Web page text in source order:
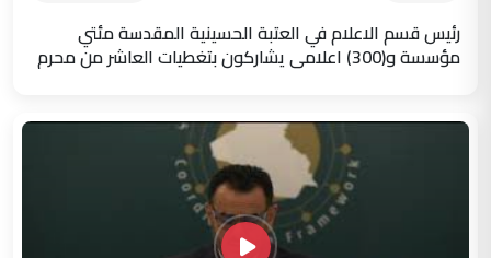
رئيس قسم الاعلام في العتبة الحسينية المقدسة مئتي
مؤسسة و(300) اعلامي يشاركون بتغطيات العاشر من محرم